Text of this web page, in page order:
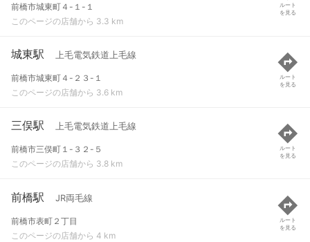
前橋市城東町４-１-１
このページの店舗から 3.3 km
ルート
を見る
城東駅 上毛電気鉄道上毛線
前橋市城東町４-２３-１
このページの店舗から 3.6 km
ルート
を見る
三俣駅 上毛電気鉄道上毛線
前橋市三俣町１-３２-５
このページの店舗から 3.8 km
ルート
を見る
前橋駅 JR両毛線
前橋市表町２丁目
このページの店舗から 4 km
ルート
を見る